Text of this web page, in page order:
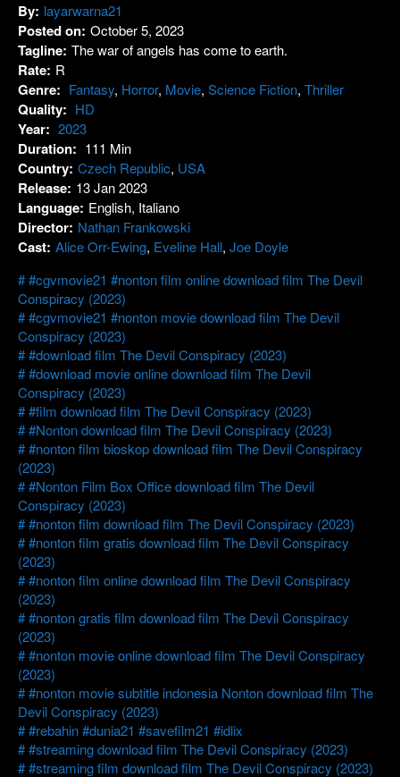
By: layarwarna21
Posted on: October 5, 2023
Tagline: The war of angels has come to earth.
Rate: R
Genre: Fantasy, Horror, Movie, Science Fiction, Thriller
Quality: HD
Year: 2023
Duration: 111 Min
Country: Czech Republic, USA
Release: 13 Jan 2023
Language: English, Italiano
Director: Nathan Frankowski
Cast: Alice Orr-Ewing, Eveline Hall, Joe Doyle
#cgvmovie21 #nonton film online download film The Devil
Conspiracy (2023)
#cgvmovie21 #nonton movie download film The Devil
Conspiracy (2023)
#download film The Devil Conspiracy (2023)
#download movie online download film The Devil
Conspiracy (2023)
#film download film The Devil Conspiracy (2023)
#Nonton download film The Devil Conspiracy (2023)
#nonton film bioskop download film The Devil Conspiracy
(2023)
#Nonton Film Box Office download film The Devil
Conspiracy (2023)
#nonton film download film The Devil Conspiracy (2023)
#nonton film gratis download film The Devil Conspiracy
(2023)
#nonton film online download film The Devil Conspiracy
(2023)
#nonton gratis film download film The Devil Conspiracy
(2023)
#nonton movie online download film The Devil Conspiracy
(2023)
#nonton movie subtitle indonesia Nonton download film The
Devil Conspiracy (2023)
#rebahin #dunia21 #savefilm21 #idlix
#streaming download film The Devil Conspiracy (2023)
#streaming film download film The Devil Conspiracy (2023)